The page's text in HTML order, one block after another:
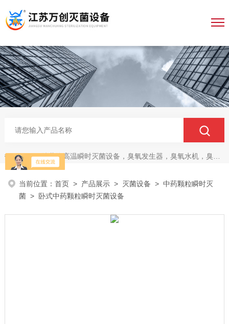
热门关键词：纯蒸汽高温瞬时灭菌设备，臭氧发生器，臭氧水机，臭氧灭菌柜，无菌传递仓
当前位置：首页 > 产品展示 > 灭菌设备 >中药颗粒瞬时灭
菌 > 卧式中药颗粒瞬时灭菌设备